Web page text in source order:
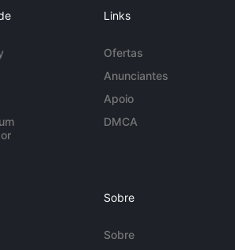
Links
Ofertas
Anunciantes
Apoio
DMCA
Sobre
Sobre